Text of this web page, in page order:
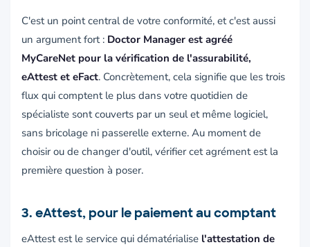
C'est un point central de votre conformité, et c'est aussi
un argument fort : Doctor Manager est agréé
MyCareNet pour la vérification de l'assurabilité,
eAttest et eFact. Concrètement, cela signifie que les trois
flux qui comptent le plus dans votre quotidien de
spécialiste sont couverts par un seul et même logiciel,
sans bricolage ni passerelle externe. Au moment de
choisir ou de changer d'outil, vérifier cet agrément est la
première question à poser.
3. eAttest, pour le paiement au comptant
eAttest est le service qui dématérialise l'attestation de